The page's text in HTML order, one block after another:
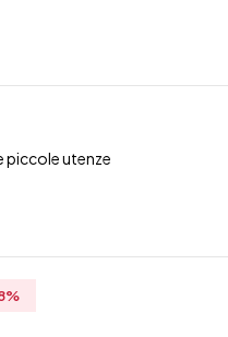
piccole utenze
%